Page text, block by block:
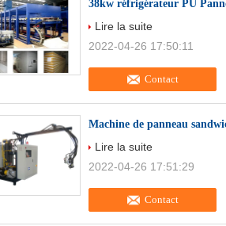
38kw réfrigérateur PU
Contact
Lire la suite
2022-04-26 17:50:11
Machine de panneau
Contact
Lire la suite
2022-04-26 17:51:29